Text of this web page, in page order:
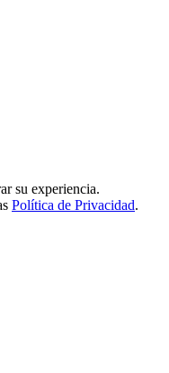
su experiencia.
Política de Privacidad.